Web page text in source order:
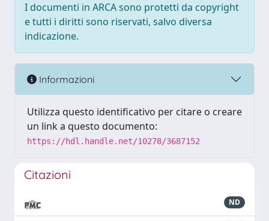
I documenti in ARCA sono protetti da copyright
e tutti i diritti sono riservati, salvo diversa
indicazione.
Informazioni
Utilizza questo identificativo per citare o creare
un link a questo documento:
https://hdl.handle.net/10278/3687152
Citazioni
ND